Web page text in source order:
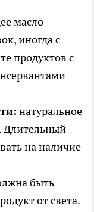
масло
иногда с
продуктов с
натуральное
Длительный
на наличие
быть
от света.